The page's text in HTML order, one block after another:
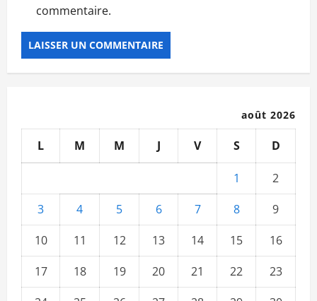
commentaire.
août 2026
L M M J V S D
1
2
3
4 5 6 7 8
9
10
11 12 13 14 15
16
17
18 19 20 21 22
23